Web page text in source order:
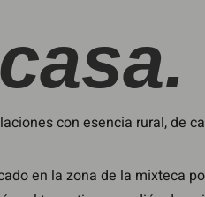
con esencia rural, de
en la zona de la mixteca